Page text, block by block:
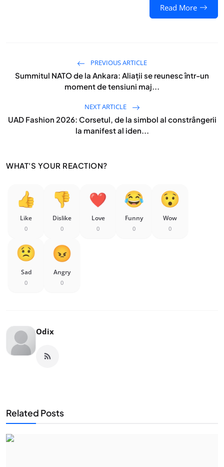
Read More
PREVIOUS ARTICLE
Summitul NATO de la Ankara: Aliații se reunesc într-un
moment de tensiuni maj...
NEXT ARTICLE
UAD Fashion 2026: Corsetul, de la simbol al constrângerii
la manifest al iden...
WHAT'S YOUR REACTION?
Like
0
Dislike
0
Love
0
Funny
0
Wow
0
Sad
0
Angry
0
Odix
Related Posts